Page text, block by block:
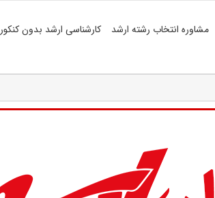
مشاوره انتخاب رشته ارشد کارشناسی ارشد بدون کنکور